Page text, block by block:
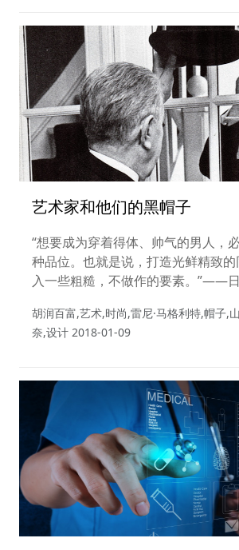
艺术家和他们的黑帽子
“想要成为穿着得体、帅气的男人，
种品位。也就是说，打造光鲜精致
入一些粗糙，不做作的要素。”——
胡润百富,艺术,时尚,雷尼·马格利特,帽子,
奈,设计 2018-01-09